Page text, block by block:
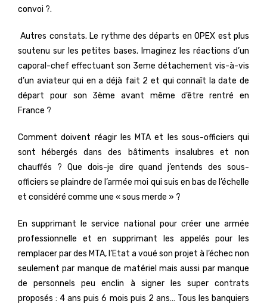
convoi ?.
Autres constats. Le rythme des départs en OPEX est plus
soutenu sur les petites bases. Imaginez les réactions d’un
caporal-chef effectuant son 3eme détachement vis-à-vis
d’un aviateur qui en a déjà fait 2 et qui connaît la date de
départ pour son 3ème avant même d’être rentré en
France ?
Comment doivent réagir les MTA et les sous-officiers qui
sont hébergés dans des bâtiments insalubres et non
chauffés ? Que dois-je dire quand j’entends des sous-
officiers se plaindre de l’armée moi qui suis en bas de l’échelle
et considéré comme une « sous merde » ?
En supprimant le service national pour créer une armée
professionnelle et en supprimant les appelés pour les
remplacer par des MTA, l’Etat a voué son projet à l’échec non
seulement par manque de matériel mais aussi par manque
de personnels peu enclin à signer les super contrats
proposés : 4 ans puis 6 mois puis 2 ans… Tous les banquiers